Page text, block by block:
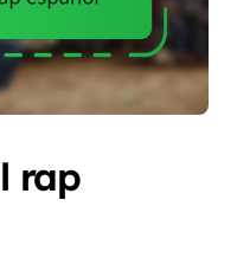
rap